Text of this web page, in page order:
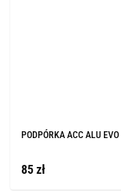
PODPÓRKA ACC ALU
85 zł